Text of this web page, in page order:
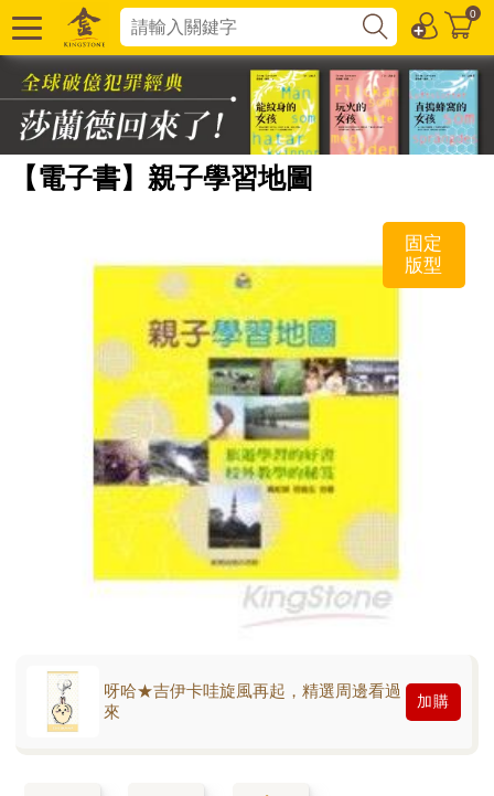
0
【電子書】親子學習地圖
固定
版型
呀哈★吉伊卡哇旋風再起，精選周邊看過
來
加購